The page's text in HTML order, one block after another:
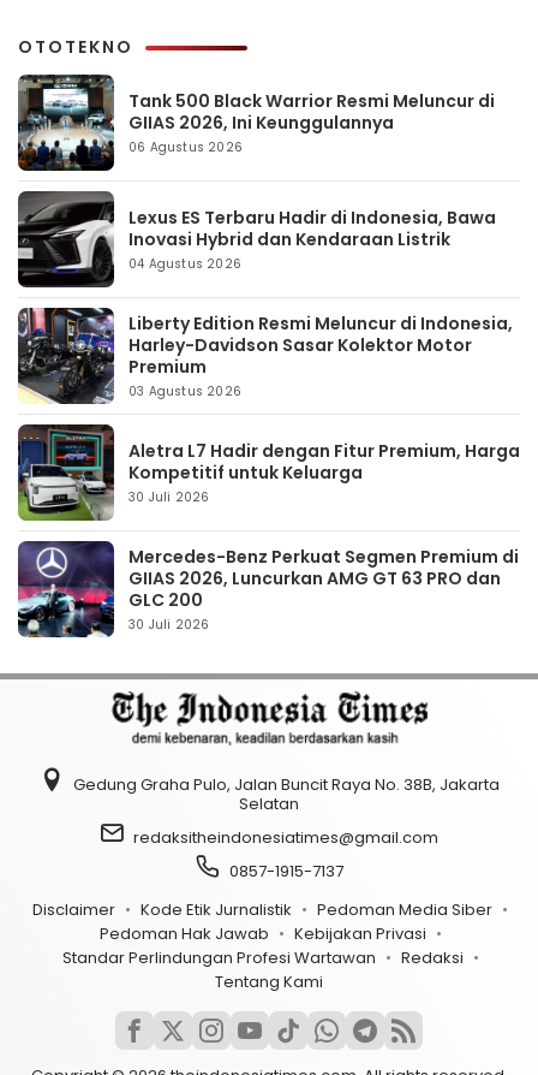
OTOTEKNO
Tank 500 Black Warrior Resmi Meluncur di
GIIAS 2026, Ini Keunggulannya
06 Agustus 2026
Lexus ES Terbaru Hadir di Indonesia, Bawa
Inovasi Hybrid dan Kendaraan Listrik
04 Agustus 2026
Liberty Edition Resmi Meluncur di Indonesia,
Harley-Davidson Sasar Kolektor Motor
Premium
03 Agustus 2026
Aletra L7 Hadir dengan Fitur Premium, Harga
Kompetitif untuk Keluarga
30 Juli 2026
Mercedes-Benz Perkuat Segmen Premium di
GIIAS 2026, Luncurkan AMG GT 63 PRO dan
GLC 200
30 Juli 2026
Gedung Graha Pulo, Jalan Buncit Raya No. 38B, Jakarta
Selatan
redaksitheindonesiatimes@gmail.com
0857-1915-7137
Disclaimer
Kode Etik Jurnalistik
Pedoman Media Siber
Pedoman Hak Jawab
Kebijakan Privasi
Standar Perlindungan Profesi Wartawan
Redaksi
Tentang Kami